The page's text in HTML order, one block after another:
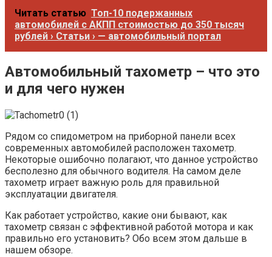
Читать статью Топ-10 подержанных
автомобилей с АКПП стоимостью до 350 тысяч
рублей › Статьи › — автомобильный портал
Автомобильный тахометр – что это
и для чего нужен
Рядом со спидометром на приборной панели всех
современных автомобилей расположен тахометр.
Некоторые ошибочно полагают, что данное устройство
бесполезно для обычного водителя. На самом деле
тахометр играет важную роль для правильной
эксплуатации двигателя.
Как работает устройство, какие они бывают, как
тахометр связан с эффективной работой мотора и как
правильно его установить? Обо всем этом дальше в
нашем обзоре.